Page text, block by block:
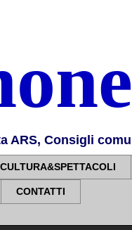
ARS, Consigli
CULTURA&SPETTACOLI
CONTATTI